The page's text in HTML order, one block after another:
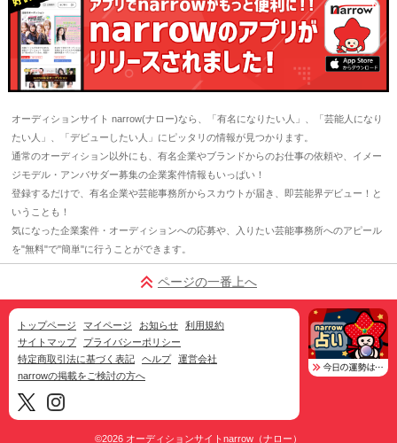
オーディションサイト narrow(ナロー)なら、「有名になりたい人」、「芸能人になり
たい人」、「デビューしたい人」にピッタリの情報が見つかります。
通常のオーディション以外にも、有名企業やブランドからのお仕事の依頼や、イメー
ジモデル・アンバサダー募集の企業案件情報もいっぱい！
登録するだけで、有名企業や芸能事務所からスカウトが届き、即芸能界デビュー！と
いうことも！
気になった企業案件・オーディションへの応募や、入りたい芸能事務所へのアピール
を"無料"で"簡単"に行うことができます。
ページの一番上へ
トップページ マイページ お知らせ
利用規約
サイトマップ
プライバシーポリシー
特定商取引法に基づく表記
ヘルプ
運営会社
narrowの掲載をご検討の方へ
©2026 オーディションサイトnarrow（ナロー）